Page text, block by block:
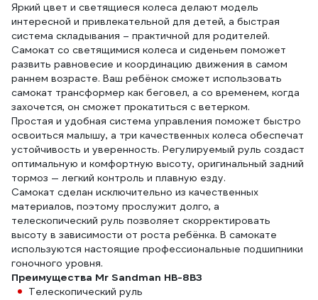
Яркий цвет и светящиеся колеса делают модель
интересной и привлекательной для детей, а быстрая
система складывания – практичной для родителей.
Самокат со светящимися колеса и сиденьем поможет
развить равновесие и координацию движения в самом
раннем возрасте. Ваш ребёнок сможет использовать
самокат трансформер как беговел, а со временем, когда
захочется, он сможет прокатиться с ветерком.
Простая и удобная система управления поможет быстро
освоиться малышу, а три качественных колеса обеспечат
устойчивость и уверенность. Регулируемый руль создаст
оптимальную и комфортную высоту, оригинальный задний
тормоз — легкий контроль и плавную езду.
Самокат сделан исключительно из качественных
материалов, поэтому прослужит долго, а
телескопический руль позволяет скорректировать
высоту в зависимости от роста ребёнка. В самокате
используются настоящие профессиональные подшипники
гоночного уровня.
Преимущества Mr Sandman HB-8BЗ
Телескопический руль